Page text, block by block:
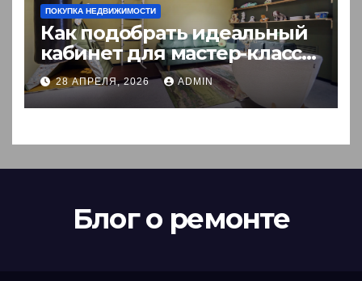
ПОКУПКА НЕДВИЖИМОСТИ
Как подобрать идеальный
кабинет для мастер-класса:
пошаговый гид
28 АПРЕЛЯ, 2026 ADMIN
Блог о ремонте